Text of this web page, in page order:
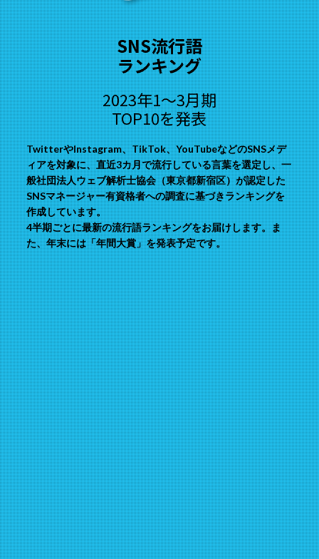
SNS流行語
ランキング
2023年1〜3月期
TOP10を発表
TwitterやInstagram、TikTok、YouTubeなどのSNSメデ
ィアを対象に、直近3カ月で流行している言葉を選定し、一
般社団法人ウェブ解析士協会（東京都新宿区）が認定した
SNSマネージャー有資格者への調査に基づきランキングを
作成しています。
4半期ごとに最新の流行語ランキングをお届けします。ま
た、年末には「年間大賞」を発表予定です。